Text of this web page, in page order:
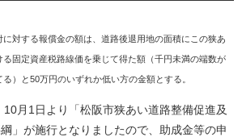
対する報償金の額は、道路後退用地の面積にこの狭あ
固定資産税路線価を乗じて得た額（千円未満の端数が
）と50万円のいずれか低い方の金額とする。
月1日より「松阪市狭あい道路整備促進及
」が施行となりましたので、助成金等の申